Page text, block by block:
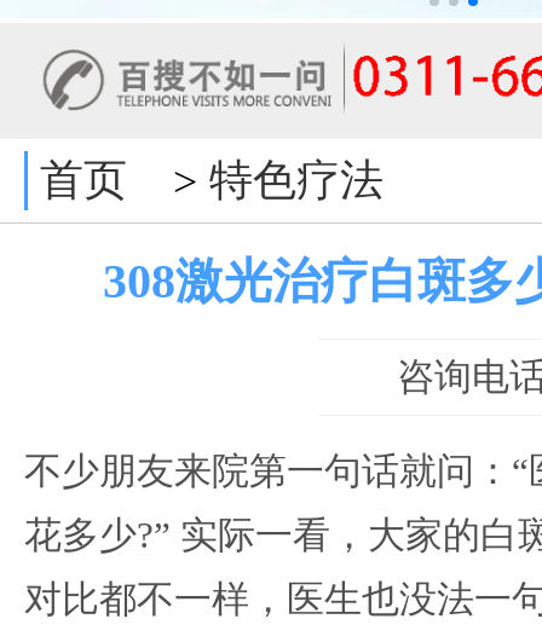
首页 > 特色疗法
308激光治疗白斑多
咨询电
不少朋友来院第一句话就问：
花多少?” 实际一看，大家的白
对比都不一样，医生也没法一